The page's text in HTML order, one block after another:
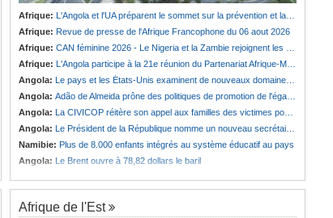
Afrique: L'Angola et l'UA préparent le sommet sur la prévention et la résolution des conflits
Afrique: Revue de presse de l'Afrique Francophone du 06 aout 2026
Afrique: CAN féminine 2026 - Le Nigeria et la Zambie rejoignent les quarts de finale
Afrique: L'Angola participe à la 21e réunion du Partenariat Afrique-Monde arabe au Caire
Angola: Le pays et les États-Unis examinent de nouveaux domaines de coopération en matière de défense
Angola: Adão de Almeida prône des politiques de promotion de l'égalité des genres
Angola: La CIVICOP réitère son appel aux familles des victimes pour des tests ADN
Angola: Le Président de la République nomme un nouveau secrétaire d'État au MIREX
Namibie: Plus de 8.000 enfants intégrés au système éducatif au pays
Angola: Le Brent ouvre à 78,82 dollars le baril
Afrique de l'Est